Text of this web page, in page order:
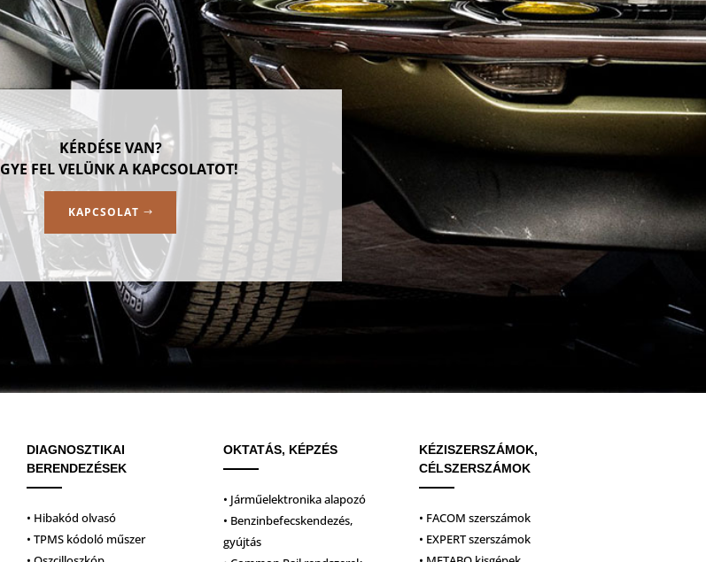
KÉRDÉSE VAN?
FEL VELÜNK A KAPCSOLATOT!
KAPCSOLAT
DIAGNOSZTIKAI
BERENDEZÉSEK
• Hibakód olvasó
• TPMS kódoló műszer
OKTATÁS, KÉPZÉS
• Járműelektronika alapozó
• Benzinbefecskendezés,
gyújtás
KÉZISZERSZÁMOK,
CÉLSZERSZÁMOK
• FACOM szerszámok
• EXPERT szerszámok